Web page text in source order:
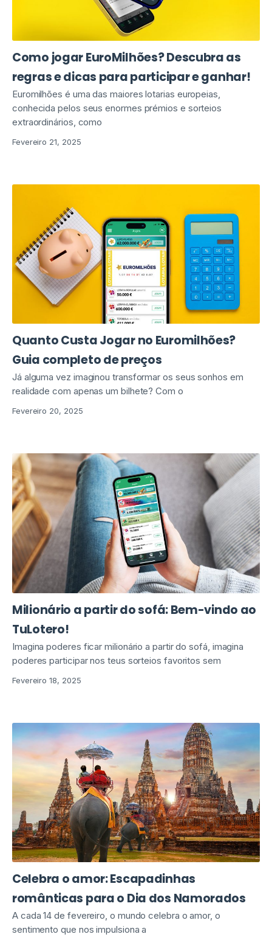
Como jogar EuroMilhões? Descubra as
regras e dicas para participar e ganhar!
Euromilhões é uma das maiores lotarias europeias,
conhecida pelos seus enormes prémios e sorteios
extraordinários, como
Fevereiro 21, 2025
Quanto Custa Jogar no Euromilhões?
Guia completo de preços
Já alguma vez imaginou transformar os seus sonhos em
realidade com apenas um bilhete? Com o
Fevereiro 20, 2025
Milionário a partir do sofá: Bem-vindo ao
TuLotero!
Imagina poderes ficar milionário a partir do sofá, imagina
poderes participar nos teus sorteios favoritos sem
Fevereiro 18, 2025
Celebra o amor: Escapadinhas
românticas para o Dia dos Namorados
A cada 14 de fevereiro, o mundo celebra o amor, o
sentimento que nos impulsiona a